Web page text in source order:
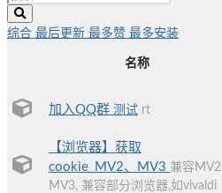
综合 最后更新 最多赞 最多安装
名称
加入QQ群 测试 rt
【浏览器】获取
cookie_MV2、MV3 兼容MV2
MV3, 兼容部分浏览器,如vivaldi